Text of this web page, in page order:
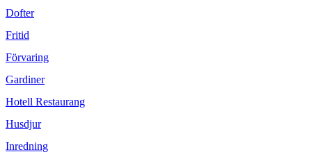
Dofter
Fritid
Förvaring
Gardiner
Hotell Restaurang
Husdjur
Inredning